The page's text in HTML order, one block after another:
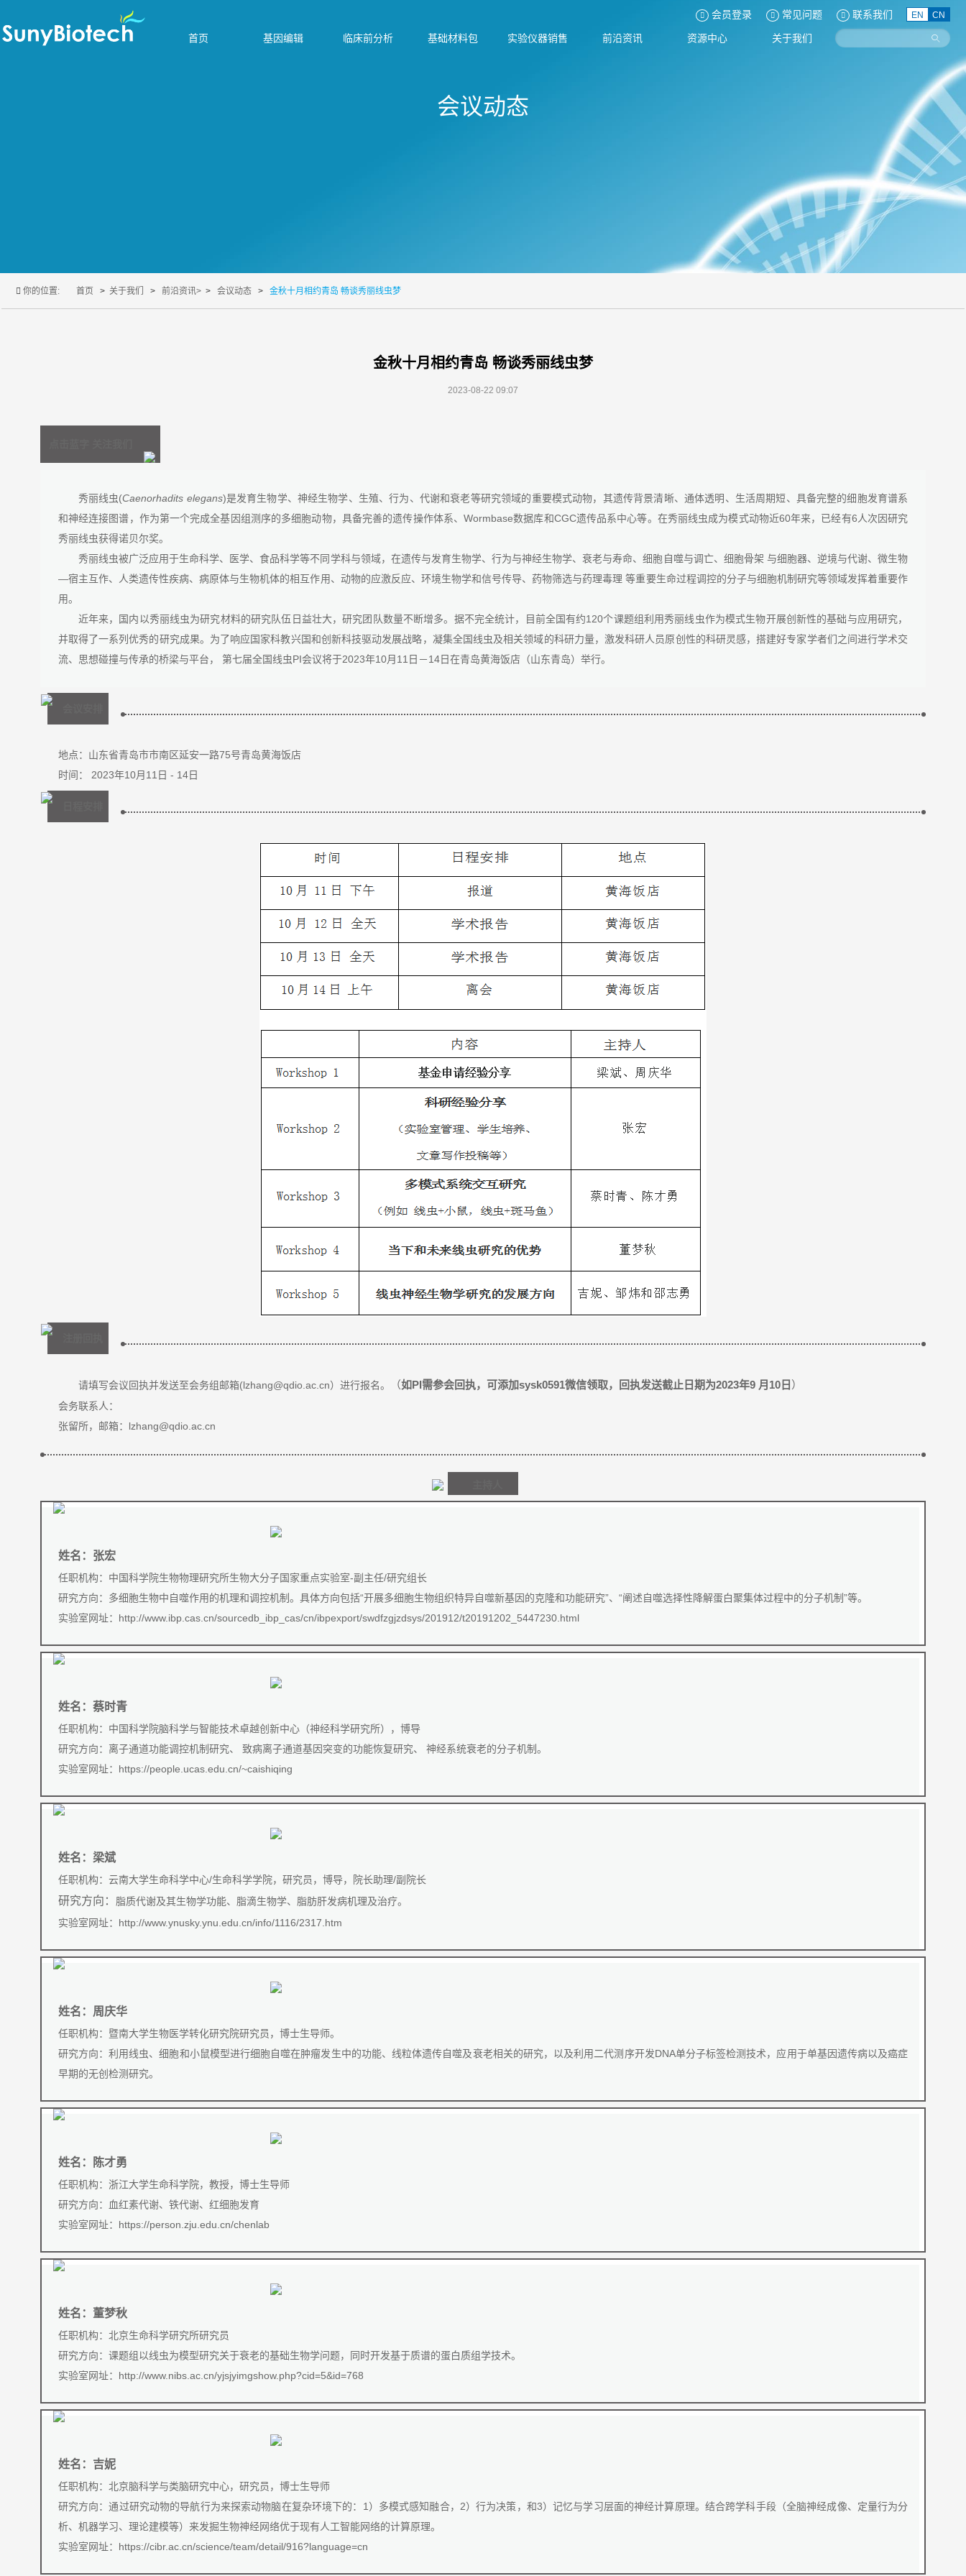
首页 基因编辑 临床前分析 基础材料包 实验仪器销售 前沿资讯 资源中心 关于我们
会员登录 常见问题 联系我们 EN CN
会议动态
你的位置: 首页 关于我们 前沿资讯> 会议动态 金秋十月相约青岛 畅谈秀丽线虫梦
金秋十月相约青岛 畅谈秀丽线虫梦
2023-08-22 09:07
秀丽线虫(Caenorhadits elegans)是发育生物学、神经生物学、生殖、行为、代谢和衰老等研究领域的重要模式动物，其遗传背景清晰、通体透明、生活周期短、具备完整的细胞发育谱系
和神经连接图谱，作为第一个完成全基因组测序的多细胞动物，具备完善的遗传操作体系、Wormbase数据库和CGC遗传品系中心等。在秀丽线虫成为模式动物近60年来，已经有6人次因研究
秀丽线虫获得诺贝尔奖。
秀丽线虫被广泛应用于生命科学、医学、食品科学等不同学科与领域，在遗传与发育生物学、行为与神经生物学、衰老与寿命、细胞自噬与调亡、细胞骨架 与细胞器、逆境与代谢、微生物
—宿主互作、人类遗传性疾病、病原体与生物机体的相互作用、动物的应激反应、环境生物学和信号传导、药物筛选与药理毒理 等重要生命过程调控的分子与细胞机制研究等领域发挥着重要作
用。
近年来，国内以秀丽线虫为研究材料的研究队伍日益壮大，研究团队数量不断增多。据不完全统计，目前全国有约120个课题组利用秀丽线虫作为模式生物开展创新性的基础与应用研究，
并取得了一系列优秀的研究成果。为了响应国家科教兴国和创新科技驱动发展战略，凝集全国线虫及相关领域的科研力量，激发科研人员原创性的科研灵感，搭建好专家学者们之间进行学术交
流、思想碰撞与传承的桥梁与平台， 第七届全国线虫PI会议将于2023年10月11日－14日在青岛黄海饭店（山东青岛）举行。
地点：山东省青岛市市南区延安一路75号青岛黄海饭店
时间： 2023年10月11日 - 14日
请填写会议回执并发送至会务组邮箱(lzhang@qdio.ac.cn）进行报名。 （如PI需参会回执，可添加sysk0591微信领取，回执发送截止日期为2023年9 月10日 ）
会务联系人：
张留所，邮箱：lzhang@qdio.ac.cn
姓名：张宏
任职机构：中国科学院生物物理研究所生物大分子国家重点实验室-副主任/研究组长
研究方向：多细胞生物中自噬作用的机理和调控机制。具体方向包括“开展多细胞生物组织特异自噬新基因的克隆和功能研究”、“阐述自噬选择性降解蛋白聚集体过程中的分子机制”等。
实验室网址： http://www.ibp.cas.cn/sourcedb_ibp_cas/cn/ibpexport/swdfzgjzdsys/201912/t20191202_5447230.html
姓名：蔡时青
任职机构：中国科学院脑科学与智能技术卓越创新中心（神经科学研究所），博导
研究方向：离子通道功能调控机制研究、 致病离子通道基因突变的功能恢复研究、 神经系统衰老的分子机制。
实验室网址： https://people.ucas.edu.cn/~caishiqing
姓名：梁斌
任职机构：云南大学生命科学中心/生命科学学院，研究员，博导，院长助理/副院长
研究方向：
脂质代谢及其生物学功能、脂滴生物学、脂肪肝发病机理及治疗。
实验室网址： http://www.ynusky.ynu.edu.cn/info/1116/2317.htm
姓名：周庆华
任职机构：暨南大学生物医学转化研究院研究员，博士生导师。
研究方向：利用线虫、细胞和小鼠模型进行细胞自噬在肿瘤发生中的功能、线粒体遗传自噬及衰老相关的研究，以及利用二代测序开发DNA单分子标签检测技术，应用于单基因遗传病以及癌症
早期的无创检测研究。
姓名：陈才勇
任职机构：浙江大学生命科学院，教授，博士生导师
研究方向：血红素代谢、铁代谢、红细胞发育
实验室网址： https://person.zju.edu.cn/chenlab
姓名：董梦秋
任职机构：北京生命科学研究所研究员
研究方向：课题组以线虫为模型研究关于衰老的基础生物学问题，同时开发基于质谱的蛋白质组学技术。
实验室网址： http://www.nibs.ac.cn/yjsjyimgshow.php?cid=5&id=768
姓名：吉妮
任职机构：北京脑科学与类脑研究中心，研究员，博士生导师
研究方向：通过研究动物的导航行为来探索动物脑在复杂环境下的：1）多模式感知融合，2）行为决策，和3）记忆与学习层面的神经计算原理。结合跨学科手段（全脑神经成像、定量行为分
析、机器学习、理论建模等）来发掘生物神经网络优于现有人工智能网络的计算原理。
实验室网址： https://cibr.ac.cn/science/team/detail/916?language=cn